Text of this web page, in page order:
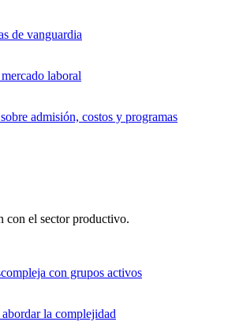
de vanguardia
laboral
admisión, costos y programas
con el sector productivo.
con grupos activos
la complejidad